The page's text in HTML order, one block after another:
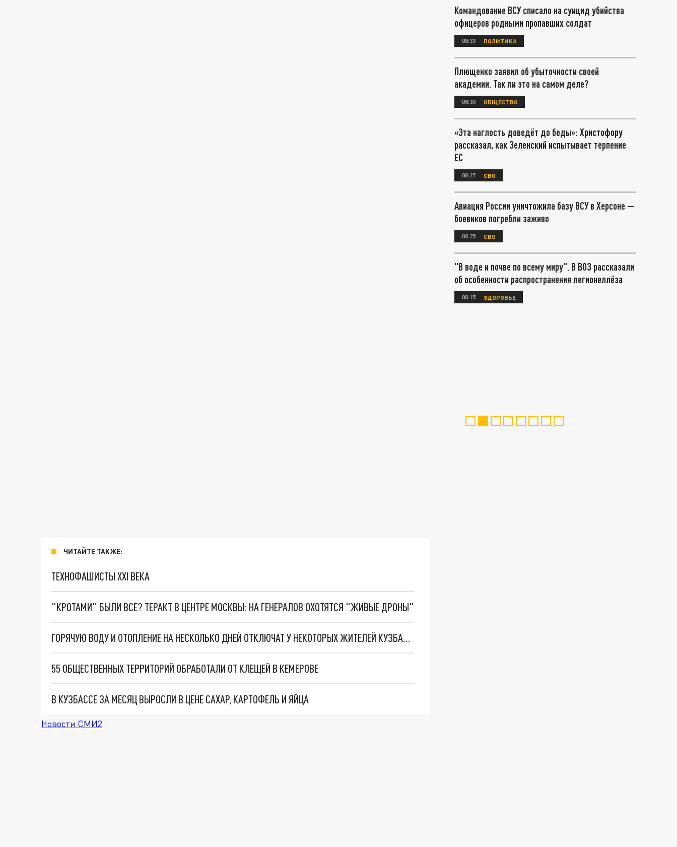
ЧИТАЙТЕ ТАКЖЕ:
ТЕХНОФАШИСТЫ XXI ВЕКА
"КРОТАМИ" БЫЛИ ВСЕ? ТЕРАКТ В ЦЕНТРЕ МОСКВЫ: НА ГЕНЕРАЛОВ ОХОТЯТСЯ "ЖИВЫЕ ДРОНЫ"
ГОРЯЧУЮ ВОДУ И ОТОПЛЕНИЕ НА НЕСКОЛЬКО ДНЕЙ ОТКЛЮЧАТ У НЕКОТОРЫХ ЖИТЕЛЕЙ КУЗБАССА
55 ОБЩЕСТВЕННЫХ ТЕРРИТОРИЙ ОБРАБОТАЛИ ОТ КЛЕЩЕЙ В КЕМЕРОВЕ
В КУЗБАССЕ ЗА МЕСЯЦ ВЫРОСЛИ В ЦЕНЕ САХАР, КАРТОФЕЛЬ И ЯЙЦА
Новости СМИ2
Командование ВСУ списало на суицид убийства
офицеров родными пропавших солдат
08:33 ПОЛИТИКА
Плющенко заявил об убыточности своей
академии. Так ли это на самом деле?
08:30 ОБЩЕСТВО
«Эта наглость доведёт до беды»: Христофору
рассказал, как Зеленский испытывает терпение
ЕС
08:27 СВО
Авиация России уничтожила базу ВСУ в Херсоне —
боевиков погребли заживо
08:25 СВО
"В воде и почве по всему миру". В ВОЗ рассказали
об особенности распространения легионеллёза
08:15 ЗДОРОВЬЕ